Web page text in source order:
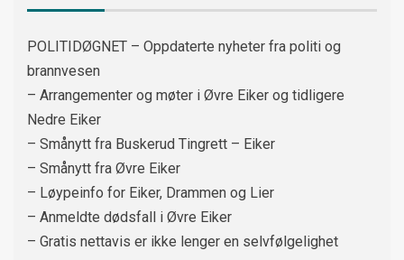
POLITIDØGNET – Oppdaterte nyheter fra politi og
brannvesen
– Arrangementer og møter i Øvre Eiker og tidligere
Nedre Eiker
– Smånytt fra Buskerud Tingrett – Eiker
– Smånytt fra Øvre Eiker
– Løypeinfo for Eiker, Drammen og Lier
– Anmeldte dødsfall i Øvre Eiker
– Gratis nettavis er ikke lenger en selvfølgelighet